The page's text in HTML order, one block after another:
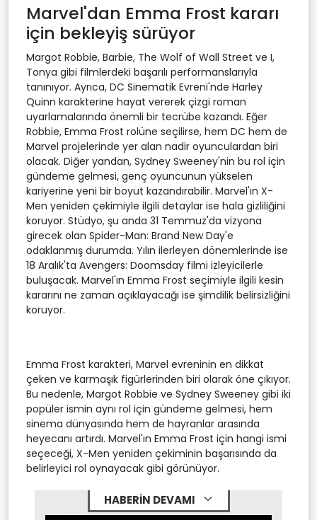
Marvel'dan Emma Frost kararı
için bekleyiş sürüyor
Margot Robbie, Barbie, The Wolf of Wall Street ve I,
Tonya gibi filmlerdeki başarılı performanslarıyla
tanınıyor. Ayrıca, DC Sinematik Evreni'nde Harley
Quinn karakterine hayat vererek çizgi roman
uyarlamalarında önemli bir tecrübe kazandı. Eğer
Robbie, Emma Frost rolüne seçilirse, hem DC hem de
Marvel projelerinde yer alan nadir oyunculardan biri
olacak. Diğer yandan, Sydney Sweeney'nin bu rol için
gündeme gelmesi, genç oyuncunun yükselen
kariyerine yeni bir boyut kazandırabilir. Marvel'ın X-
Men yeniden çekimiyle ilgili detaylar ise hala gizliliğini
koruyor. Stüdyo, şu anda 31 Temmuz'da vizyona
girecek olan Spider-Man: Brand New Day'e
odaklanmış durumda. Yılın ilerleyen dönemlerinde ise
18 Aralık'ta Avengers: Doomsday filmi izleyicilerle
buluşacak. Marvel'ın Emma Frost seçimiyle ilgili kesin
kararını ne zaman açıklayacağı ise şimdilik belirsizliğini
koruyor.
Emma Frost karakteri, Marvel evreninin en dikkat
çeken ve karmaşık figürlerinden biri olarak öne çıkıyor.
Bu nedenle, Margot Robbie ve Sydney Sweeney gibi iki
popüler ismin aynı rol için gündeme gelmesi, hem
sinema dünyasında hem de hayranlar arasında
heyecanı artırdı. Marvel'ın Emma Frost için hangi ismi
seçeceği, X-Men yeniden çekiminin başarısında da
belirleyici rol oynayacak gibi görünüyor.
HABERİN DEVAMI